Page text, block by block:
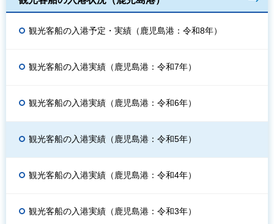
観光客船の入港予定・実績（鹿児島港：令和8年）
観光客船の入港実績（鹿児島港：令和7年）
観光客船の入港実績（鹿児島港：令和6年）
観光客船の入港実績（鹿児島港：令和5年）
観光客船の入港実績（鹿児島港：令和4年）
観光客船の入港実績（鹿児島港：令和3年）